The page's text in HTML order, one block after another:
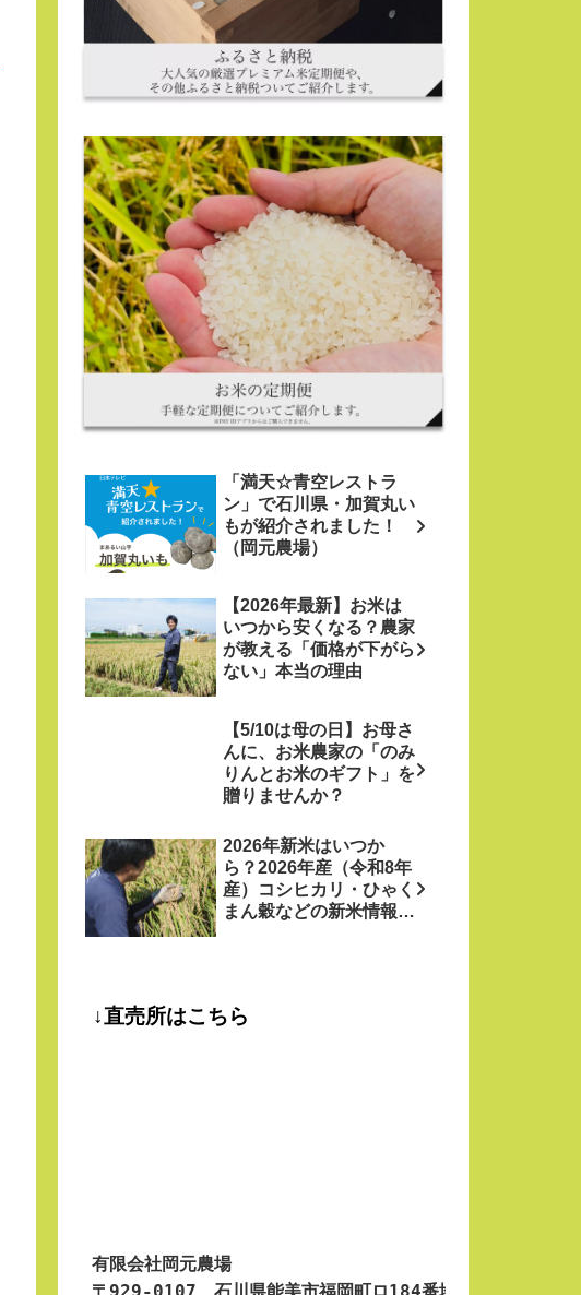
「満天☆青空レストラ
ン」で石川県・加賀丸い
もが紹介されました！
（岡元農場）
【2026年最新】お米は
いつから安くなる？農家
が教える「価格が下がら
ない」本当の理由
【5/10は母の日】お母さ
んに、お米農家の「のみ
りんとお米のギフト」を
贈りませんか？
2026年新米はいつか
ら？2026年産（令和8年
産）コシヒカリ・ひゃく
まん穀などの新米情報を
↓直売所はこちら
有限会社岡元農場